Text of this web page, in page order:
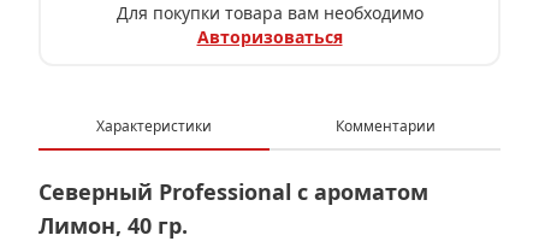
Для покупки товара вам необходимо
Авторизоваться
Характеристики Комментарии
Северный Professional с ароматом
Лимон, 40 гр.